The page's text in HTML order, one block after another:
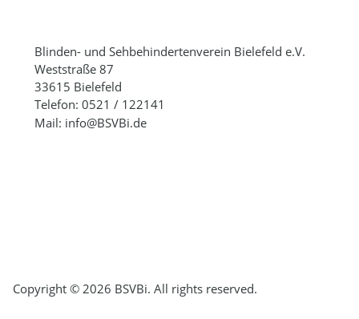
Blinden- und Sehbehindertenverein Bielefeld e.V.
Weststraße 87
33615 Bielefeld
Telefon: 0521 / 122141
Mail: info@BSVBi.de
Copyright © 2026 BSVBi. All rights reserved.